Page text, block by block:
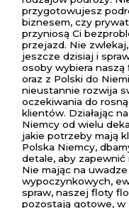
przygotowujesz
biznesem, czy
przyniosą Ci
przejazd. Nie
jeszcze dzisiaj i
osoby wybiera
oraz z Polski do
nieustannie rozwija
oczekiwania do
klientów. Działając
Niemcy od wielu
jakie potrzeby mają
Polska Niemcy,
detale, aby
Nie mając na
wypoczynkowych,
spraw, naszej floty
pozostają gotowe, w